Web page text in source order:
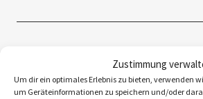
Zustimmung
Um dir ein optimales Erlebnis zu bieten, verwenden
um Geräteinformationen zu speichern und/oder